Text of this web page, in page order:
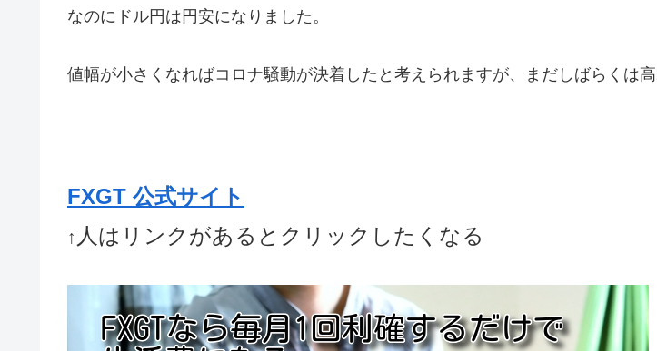
なのにドル円は円安になりました。
値幅が小さくなればコロナ騒動が決着したと考えられますが、まだしばらくは高
FXGT 公式サイト
↑ 人はリンクがあるとクリックしたくなる